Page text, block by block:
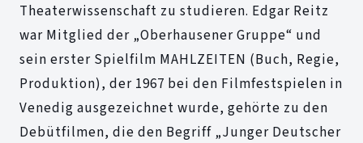
Theaterwissenschaft zu studieren. Edgar Reitz
war Mitglied der „Oberhausener Gruppe“ und
sein erster Spielfilm MAHLZEITEN (Buch, Regie,
Produktion), der 1967 bei den Filmfestspielen in
Venedig ausgezeichnet wurde, gehörte zu den
Debütfilmen, die den Begriff „Junger Deutscher